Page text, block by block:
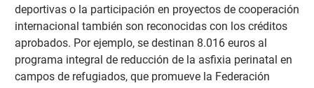
deportivas o la participación en proyectos de cooperación
internacional también son reconocidas con los créditos
aprobados. Por ejemplo, se destinan 8.016 euros al
programa integral de reducción de la asfixia perinatal en
campos de refugiados, que promueve la Federación